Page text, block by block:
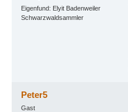
Eigenfund: Elyit Badenweiler
Schwarzwaldsammler
Peter5
Gast